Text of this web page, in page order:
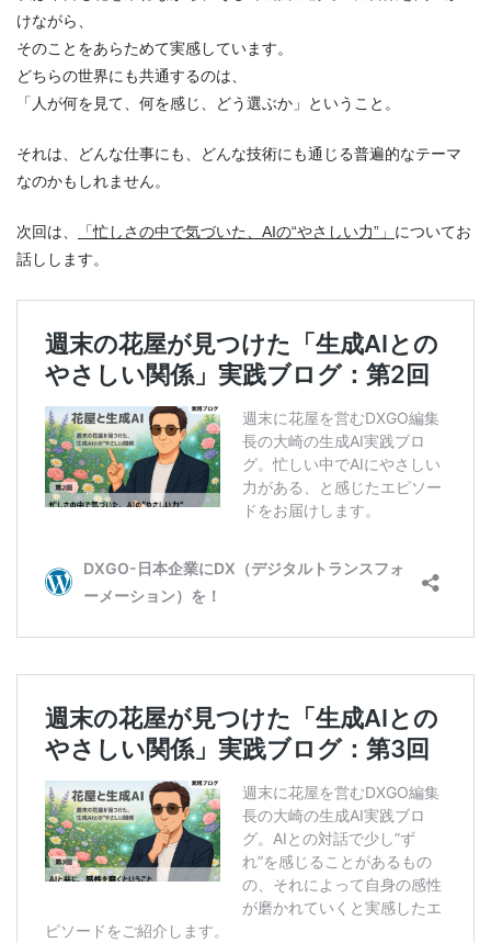
けながら、
そのことをあらためて実感しています。
どちらの世界にも共通するのは、
「人が何を見て、何を感じ、どう選ぶか」ということ。
それは、どんな仕事にも、どんな技術にも通じる普遍的なテーマ
なのかもしれません。
次回は、 「忙しさの中で気づいた、AIの“やさしい力”」 についてお
話しします。